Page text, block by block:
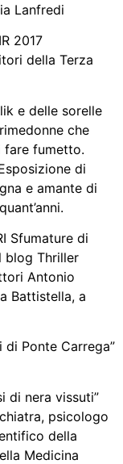
Lanfredi
2017
della Terza
e delle sorelle
che
fare fumetto.
di
e amante di
Sfumature di
blog Thriller
Antonio
Battistella, a
di Ponte Carrega”
di nera vissuti”
psicologo
della
Medicina